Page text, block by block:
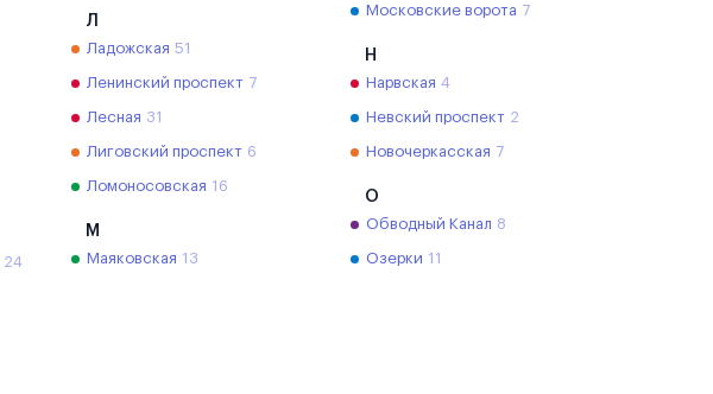
24
Л
Ладожская 51
Ленинский проспект 7
Лесная 31
Лиговский проспект 6
Ломоносовская 16
М
Маяковская 13
Московские ворота 7
Н
Нарвская 4
Невский проспект 2
Новочеркасская 7
О
Обводный Канал 8
Озерки 11